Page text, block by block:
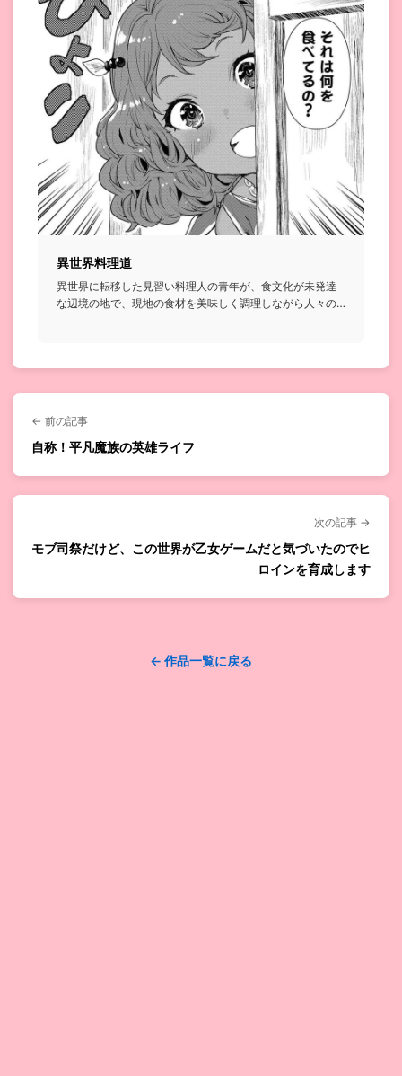
異世界料理道
異世界に転移した見習い料理人の青年が、食文化が未発達
な辺境の地で、現地の食材を美味しく調理しながら人々の
← 前の記事
自称！平凡魔族の英雄ライフ
次の記事 →
モブ司祭だけど、この世界が乙女ゲームだと気づいたのでヒ
ロインを育成します
← 作品一覧に戻る